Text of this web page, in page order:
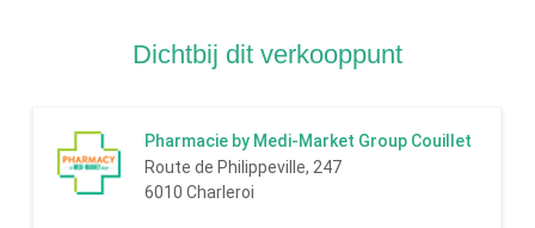
Dichtbij dit verkooppunt
Pharmacie by Medi-Market Group Couillet
Route de Philippeville, 247
6010 Charleroi